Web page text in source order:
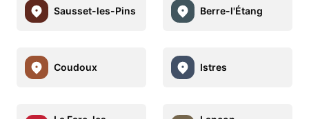
Sausset-les-Pins Berre-l'Étang
Coudoux Istres